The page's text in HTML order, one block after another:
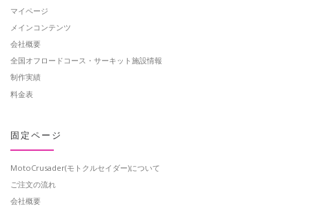
マイページ
メインコンテンツ
会社概要
全国オフロードコース・サーキット施設情報
制作実績
料金表
固定ページ
MotoCrusader(モトクルセイダー)について
ご注文の流れ
会社概要